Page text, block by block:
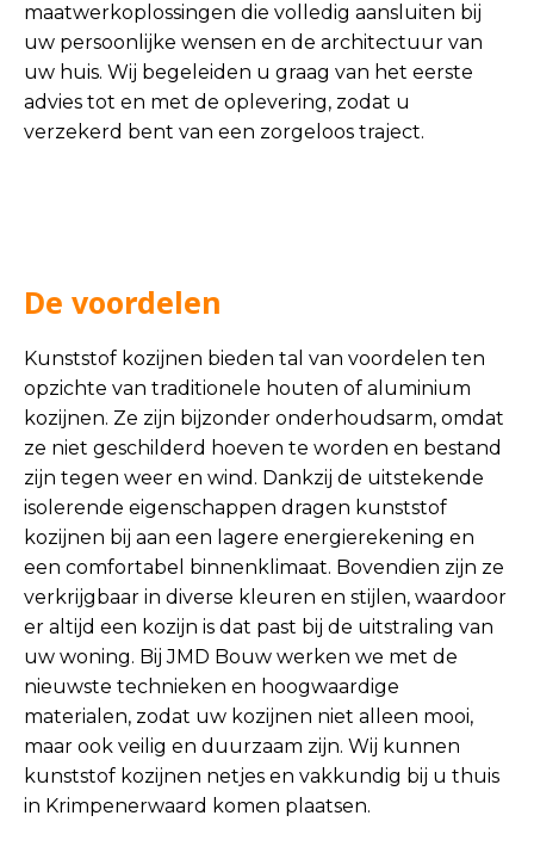
maatwerkoplossingen die volledig aansluiten bij
uw persoonlijke wensen en de architectuur van
uw huis. Wij begeleiden u graag van het eerste
advies tot en met de oplevering, zodat u
verzekerd bent van een zorgeloos traject.
De voordelen
Kunststof kozijnen bieden tal van voordelen ten
opzichte van traditionele houten of aluminium
kozijnen. Ze zijn bijzonder onderhoudsarm, omdat
ze niet geschilderd hoeven te worden en bestand
zijn tegen weer en wind. Dankzij de uitstekende
isolerende eigenschappen dragen kunststof
kozijnen bij aan een lagere energierekening en
een comfortabel binnenklimaat. Bovendien zijn ze
verkrijgbaar in diverse kleuren en stijlen, waardoor
er altijd een kozijn is dat past bij de uitstraling van
uw woning. Bij JMD Bouw werken we met de
nieuwste technieken en hoogwaardige
materialen, zodat uw kozijnen niet alleen mooi,
maar ook veilig en duurzaam zijn. Wij kunnen
kunststof kozijnen netjes en vakkundig bij u thuis
in Krimpenerwaard komen plaatsen.